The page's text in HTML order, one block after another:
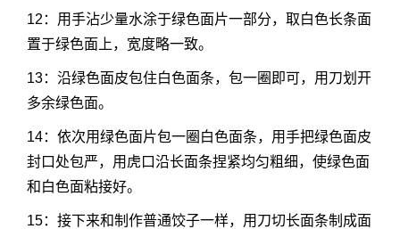
12：用手沾少量水涂于绿色面片一部分，取白色长条面
置于绿色面上，宽度略一致。
13：沿绿色面皮包住白色面条，包一圈即可，用刀划开
多余绿色面。
14：依次用绿色面片包一圈白色面条，用手把绿色面皮
封口处包严，用虎口沿长面条捏紧均匀粗细，使绿色面
和白色面粘接好。
15：接下来和制作普通饺子一样，用刀切长面条制成面